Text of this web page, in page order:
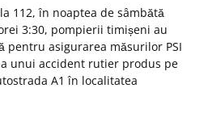
112, în noaptea de sâmbătă
3:30, pompierii timișeni au
pentru asigurarea măsurilor PSI
unui accident rutier produs pe
A1 în localitatea